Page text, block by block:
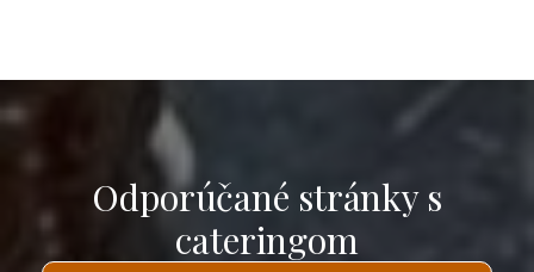
Odporúčané stránky s
cateringom